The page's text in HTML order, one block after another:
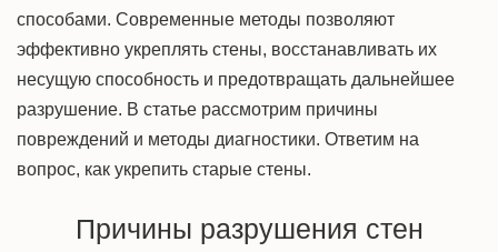
способами. Современные методы позволяют
эффективно укреплять стены, восстанавливать их
несущую способность и предотвращать дальнейшее
разрушение. В статье рассмотрим причины
повреждений и методы диагностики. Ответим на
вопрос, как укрепить старые стены.
Причины разрушения стен